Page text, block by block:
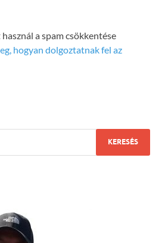
a spam csökkentése
hogyan dolgoztatnak fel az